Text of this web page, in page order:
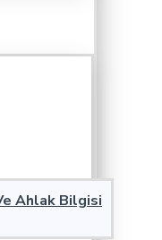
Ahlak Bilgisi